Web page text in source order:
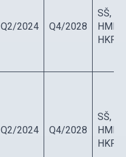
Q2/2024 Q4/2028
SŠ,
HMP,
HKP
Q2/2024 Q4/2028
SŠ,
HMP,
HKP